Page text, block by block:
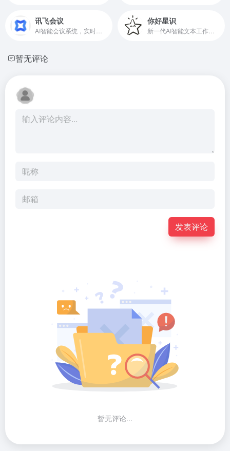
讯飞会议 你好星识
暂无评论
发表评论
暂无评论...